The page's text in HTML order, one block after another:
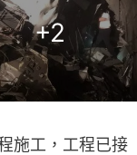
+2
施工，工程已接